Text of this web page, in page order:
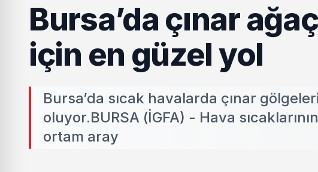
Bursa’da çınar
için en güzel yol
Bursa’da sıcak havalarda çınar
oluyor.BURSA (İGFA) - Hava
ortam aray